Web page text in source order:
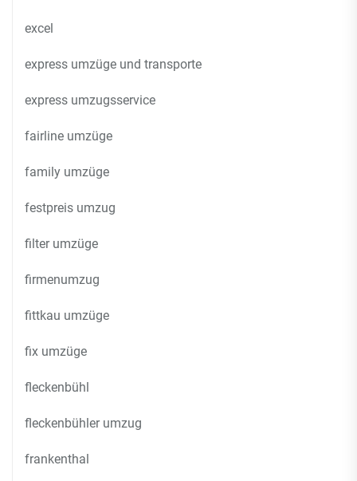
excel
express umzüge und transporte
express umzugsservice
fairline umzüge
family umzüge
festpreis umzug
filter umzüge
firmenumzug
fittkau umzüge
fix umzüge
fleckenbühl
fleckenbühler umzug
frankenthal